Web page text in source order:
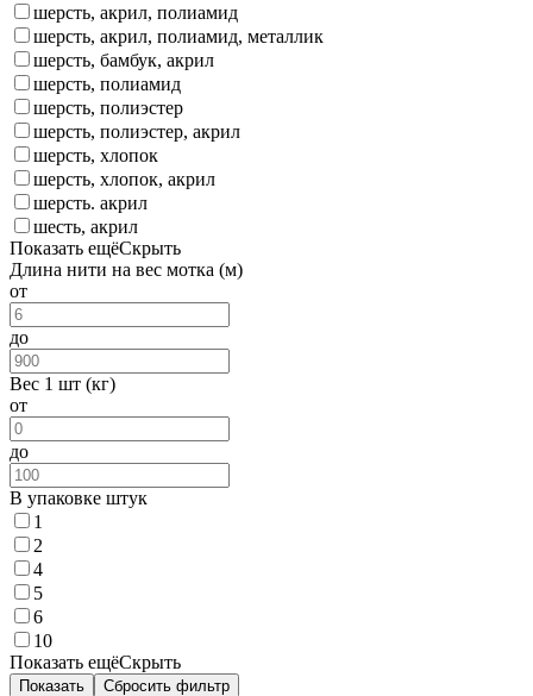
шерсть, акрил, полиамид
шерсть, акрил, полиамид, металлик
шерсть, бамбук, акрил
шерсть, полиамид
шерсть, полиэстер
шерсть, полиэстер, акрил
шерсть, хлопок
шерсть, хлопок, акрил
шерсть. акрил
шесть, акрил
Показать ещёСкрыть
Длина нити на вес мотка (м)
от
до
Вес 1 шт (кг)
от
до
В упаковке штук
1
2
4
5
6
10
Показать ещёСкрыть
Показать Сбросить фильтр